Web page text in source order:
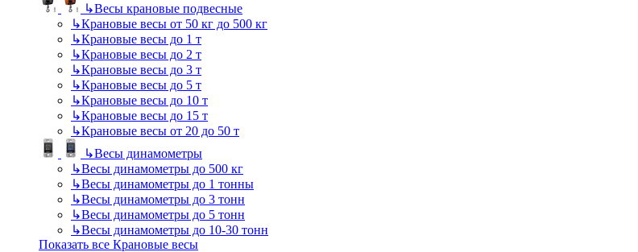
↳Весы крановые подвесные
↳Крановые весы от 50 кг до 500 кг
↳Крановые весы до 1 т
↳Крановые весы до 2 т
↳Крановые весы до 3 т
↳Крановые весы до 5 т
↳Крановые весы до 10 т
↳Крановые весы до 15 т
↳Крановые весы от 20 до 50 т
↳Весы динамометры
↳Весы динамометры до 500 кг
↳Весы динамометры до 1 тонны
↳Весы динамометры до 3 тонн
↳Весы динамометры до 5 тонн
↳Весы динамометры до 10-30 тонн
Показать все Крановые весы